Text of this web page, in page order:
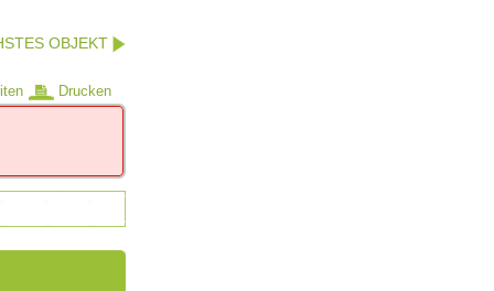
OBJEKT
Drucken